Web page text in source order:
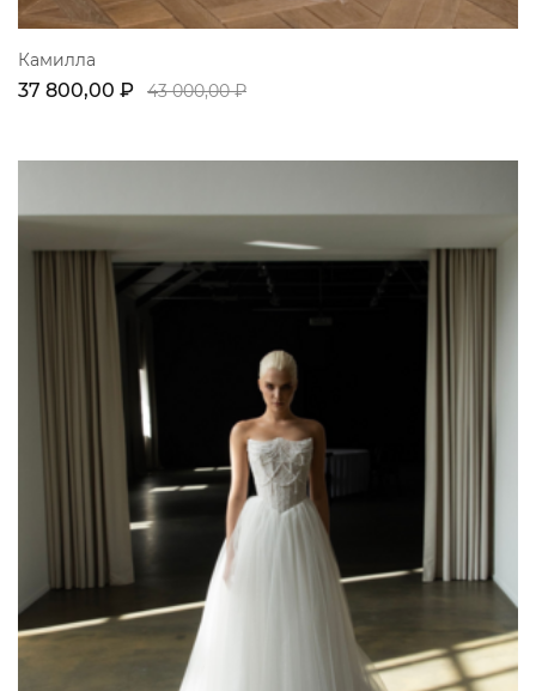
Камилла
37 800,00 ₽ 43 000,00 ₽